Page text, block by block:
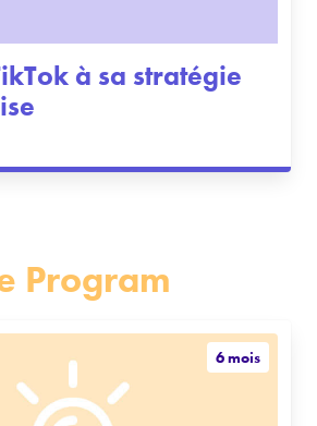
à sa stratégie
Program
6 mois